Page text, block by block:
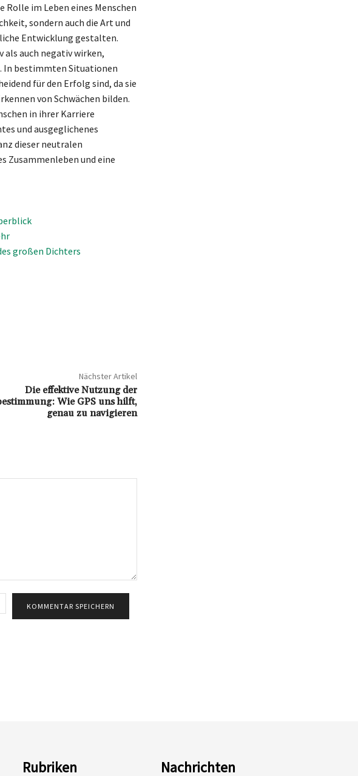
im Leben eines Menschen
sondern auch die Art und
Entwicklung gestalten.
als auch negativ wirken,
In bestimmten Situationen
für den Erfolg sind, da sie
von Schwächen bilden.
in ihrer Karriere
und ausgeglichenes
dieser neutralen
Zusammenleben und eine
großen Dichters
Nächster Artikel
Die effektive Nutzung der
Wie GPS uns hilft,
genau zu navigieren
Mail:*
Rubriken Nachrichten